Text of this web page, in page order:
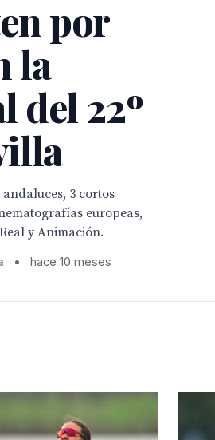
por
la
del 22º
3 cortos
europeas,
y Animación.
• hace 10 meses